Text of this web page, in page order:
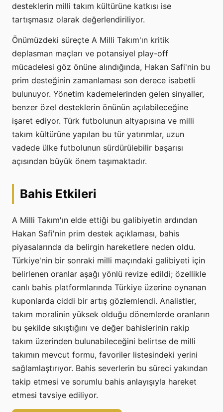
desteklerin milli takım kültürüne katkısı ise
tartışmasız olarak değerlendiriliyor.
Önümüzdeki süreçte A Milli Takım'ın kritik
deplasman maçları ve potansiyel play-off
mücadelesi göz önüne alındığında, Hakan Safi'nin bu
prim desteğinin zamanlaması son derece isabetli
bulunuyor. Yönetim kademelerinden gelen sinyaller,
benzer özel desteklerin önünün açılabileceğine
işaret ediyor. Türk futbolunun altyapısına ve milli
takım kültürüne yapılan bu tür yatırımlar, uzun
vadede ülke futbolunun sürdürülebilir başarısı
açısından büyük önem taşımaktadır.
Bahis Etkileri
A Milli Takım'ın elde ettiği bu galibiyetin ardından
Hakan Safi'nin prim destek açıklaması, bahis
piyasalarında da belirgin hareketlere neden oldu.
Türkiye'nin bir sonraki milli maçındaki galibiyeti için
belirlenen oranlar aşağı yönlü revize edildi; özellikle
canlı bahis platformlarında Türkiye üzerine oynanan
kuponlarda ciddi bir artış gözlemlendi. Analistler,
takım moralinin yüksek olduğu dönemlerde oranların
bu şekilde sıkıştığını ve değer bahislerinin rakip
takım üzerinden bulunabileceğini belirtse de milli
takımın mevcut formu, favoriler listesindeki yerini
sağlamlaştırıyor. Bahis severlerin bu süreci yakından
takip etmesi ve sorumlu bahis anlayışıyla hareket
etmesi tavsiye ediliyor.